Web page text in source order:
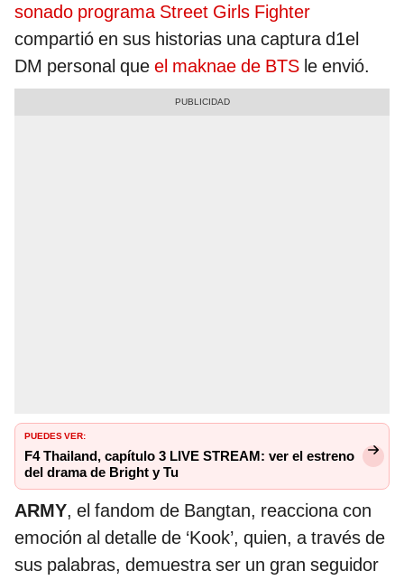
sonado programa Street Girls Fighter
compartió en sus historias una captura d1el
DM personal que el maknae de BTS le envió.
PUEDES VER:
F4 Thailand, capítulo 3 LIVE STREAM: ver el estreno
del drama de Bright y Tu
ARMY, el fandom de Bangtan, reacciona con
emoción al detalle de ‘Kook’, quien, a través de
sus palabras, demuestra ser un gran seguidor